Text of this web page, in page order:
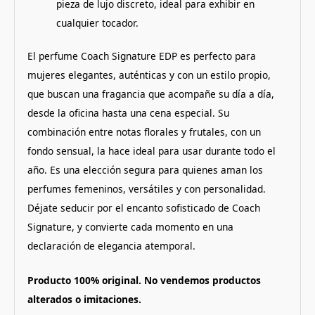
pieza de lujo discreto, ideal para exhibir en
cualquier tocador.
El perfume Coach Signature EDP es perfecto para
mujeres elegantes, auténticas y con un estilo propio,
que buscan una fragancia que acompañe su día a día,
desde la oficina hasta una cena especial. Su
combinación entre notas florales y frutales, con un
fondo sensual, la hace ideal para usar durante todo el
año. Es una elección segura para quienes aman los
perfumes femeninos, versátiles y con personalidad.
Déjate seducir por el encanto sofisticado de Coach
Signature, y convierte cada momento en una
declaración de elegancia atemporal.
Producto 100% original. No vendemos productos
alterados o imitaciones.